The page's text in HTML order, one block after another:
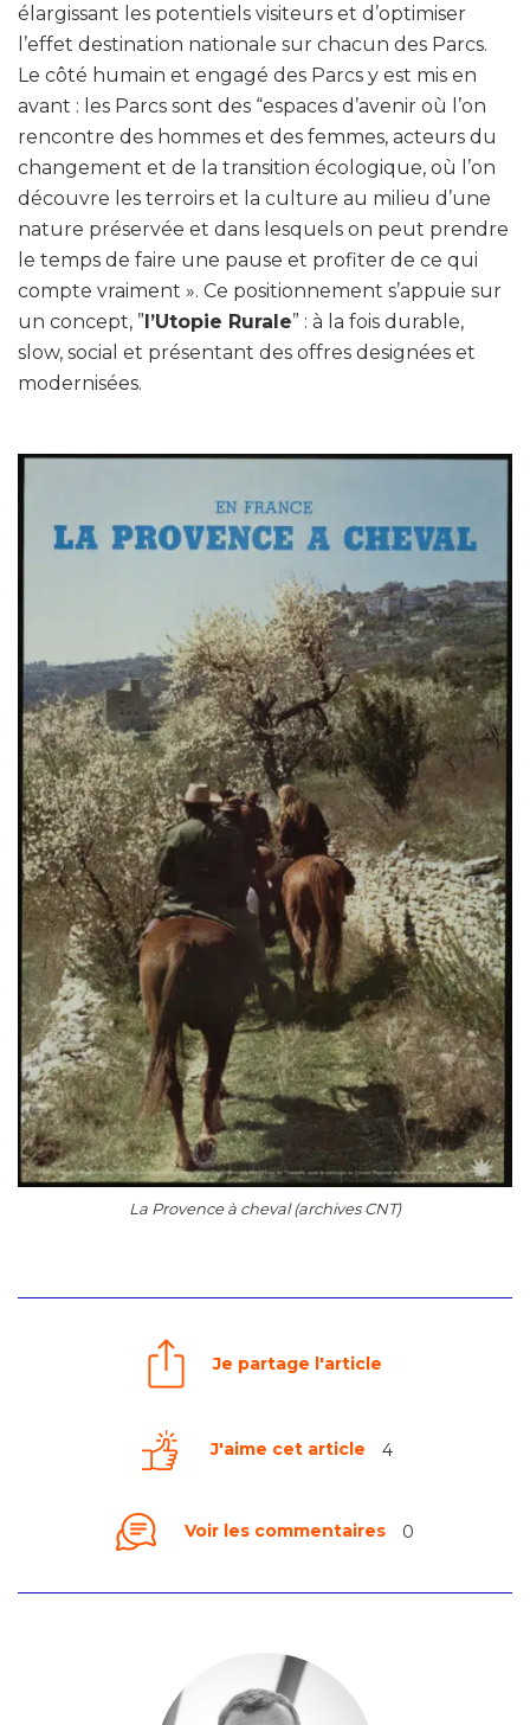
élargissant les potentiels visiteurs et d’optimiser
l’effet destination nationale sur chacun des Parcs.
Le côté humain et engagé des Parcs y est mis en
avant : les Parcs sont des “espaces d’avenir où l’on
rencontre des hommes et des femmes, acteurs du
changement et de la transition écologique, où l’on
découvre les terroirs et la culture au milieu d’une
nature préservée et dans lesquels on peut prendre
le temps de faire une pause et profiter de ce qui
compte vraiment ». Ce positionnement s’appuie sur
un concept, ”l’Utopie Rurale” : à la fois durable,
slow, social et présentant des offres designées et
modernisées.
La Provence à cheval (archives CNT)
Je partage l'article
J'aime cet article 4
Voir les commentaires 0